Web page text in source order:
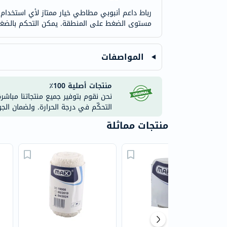
رباط داعم أنبوبي مطاطي خيار ممتاز لأي
مستوى الضغط على المنطقة. يمكن التحكم
المواصفات
منتجات أصلية 100٪
نحن نقوم بتوفير جميع منتجاتنا
التحكّم في درجة الحرارة. ولضمان
منتجات مماثلة